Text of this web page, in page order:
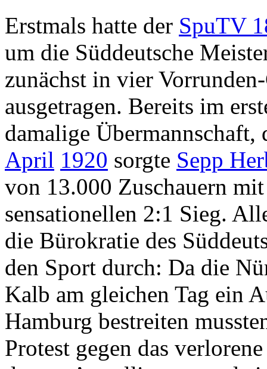
Erstmals hatte der SpuTV
um die Süddeutsche
zunächst in vier
ausgetragen. Bereits im
damalige Übermannschaft,
April 1920 sorgte Sepp
von 13.000 Zuschauern
sensationellen 2:1 Sieg.
die Bürokratie des
den Sport durch: Da die
Kalb am gleichen Tag ein
Hamburg bestreiten
Protest gegen das